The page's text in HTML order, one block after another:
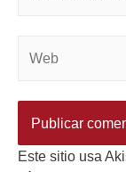
Este sitio usa